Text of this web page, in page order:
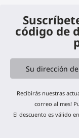
código de
Recibirás nuestras
correo al mes!
El descuento es válido